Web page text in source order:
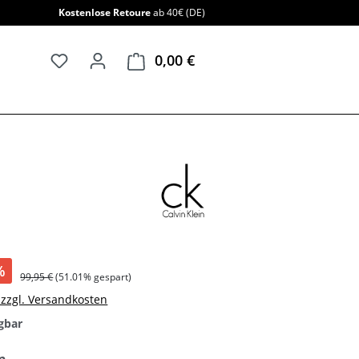
Kostenlose Retoureab 40€ (DE)
0,00 €Warenkorb enthält 0
99,95 €(51.01% gespart)
Versandkosten